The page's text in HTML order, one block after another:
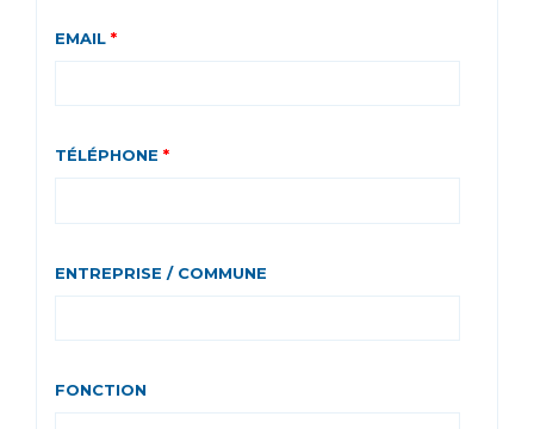
EMAIL *
TÉLÉPHONE *
ENTREPRISE / COMMUNE
FONCTION